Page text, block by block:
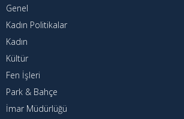
Vefat Edenler
İlçemiz
Cizre Tarihi
Genel
Kadın Politikalar
Kadın
Kültür
Fen İşleri
Park & Bahçe
İmar Müdürlüğü